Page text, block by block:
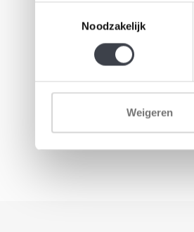
Noodzakelijk
Weigeren